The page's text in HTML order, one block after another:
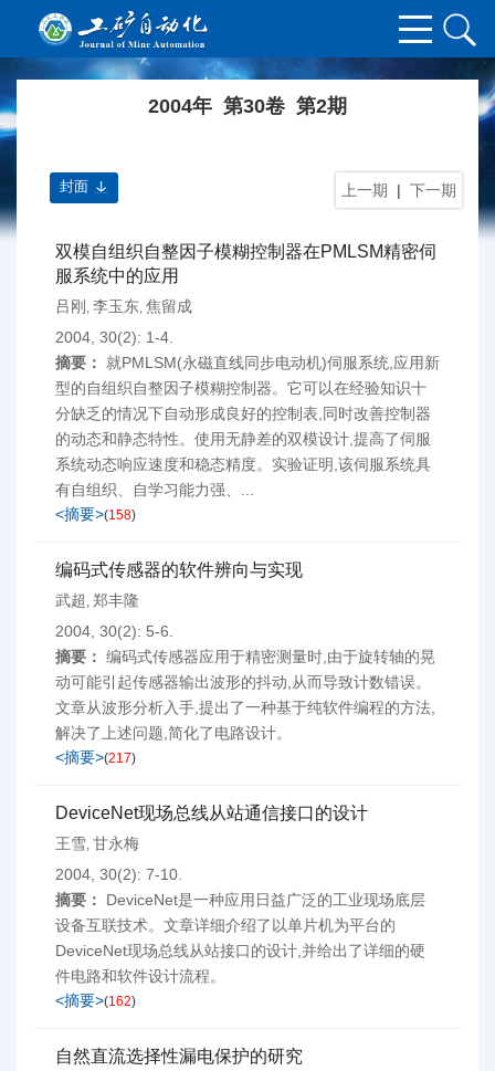
2004年 第30卷 第2期
上一期 | 下一期
封面
双模自组织自整因子模糊控制器在PMLSM精密伺
服系统中的应用
吕刚 , 李玉东, 焦留成
2004, 30(2): 1-4.
摘要： 就PMLSM(永磁直线同步电动机)伺服系统,应用新
型的自组织自整因子模糊控制器。它可以在经验知识十
分缺乏的情况下自动形成良好的控制表,同时改善控制器
的动态和静态特性。使用无静差的双模设计,提高了伺服
系统动态响应速度和稳态精度。实验证明,该伺服系统具
有自组织、自学习能力强、...
<摘要>(158)
编码式传感器的软件辨向与实现
武超 , 郑丰隆
2004, 30(2): 5-6.
摘要： 编码式传感器应用于精密测量时,由于旋转轴的晃
动可能引起传感器输出波形的抖动,从而导致计数错误。
文章从波形分析入手,提出了一种基于纯软件编程的方法,
解决了上述问题,简化了电路设计。
<摘要>(217)
DeviceNet现场总线从站通信接口的设计
王雪, 甘永梅
2004, 30(2): 7-10.
摘要：
DeviceNet是一种应用日益广泛的工业现场底层
设备互联技术。文章详细介绍了以单片机为平台的
DeviceNet现场总线从站接口的设计,并给出了详细的硬
件电路和软件设计流程。
<摘要>(162)
自然直流选择性漏电保护的研究